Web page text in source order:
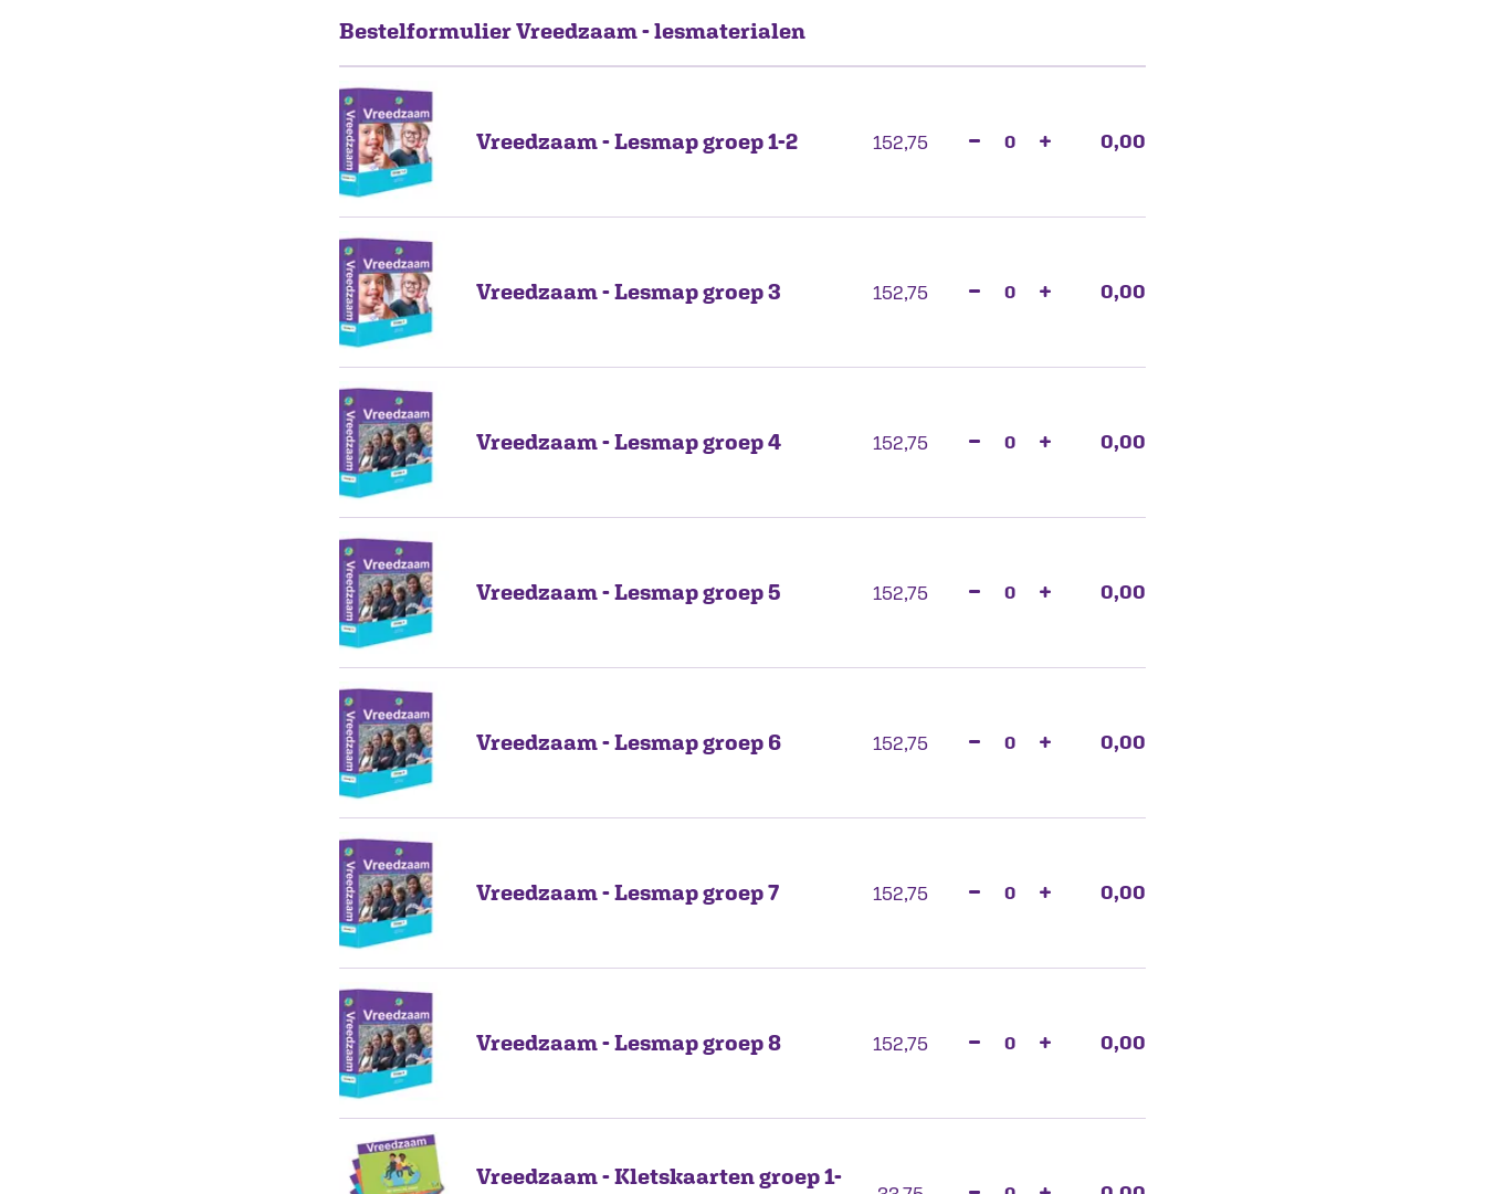
Bestelformulier Vreedzaam - lesmaterialen
Vreedzaam - Lesmap groep 1-2 152,75 − + 0,00
Vreedzaam - Lesmap groep 3 152,75 − + 0,00
Vreedzaam - Lesmap groep 4 152,75 − + 0,00
Vreedzaam - Lesmap groep 5 152,75 − + 0,00
Vreedzaam - Lesmap groep 6 152,75 − + 0,00
Vreedzaam - Lesmap groep 7 152,75 − + 0,00
Vreedzaam - Lesmap groep 8 152,75 − + 0,00
Vreedzaam - Kletskaarten groep 1-